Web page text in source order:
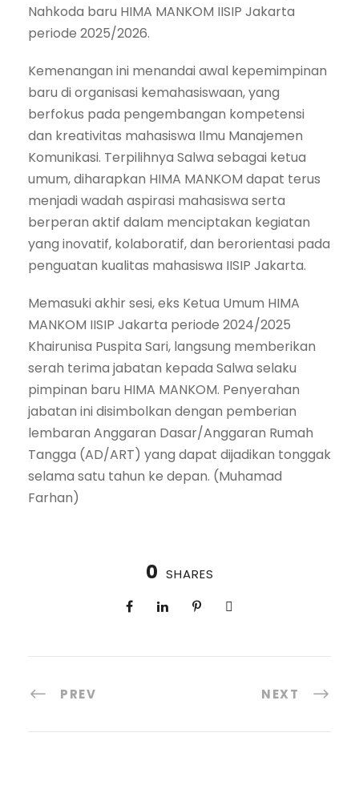
Nahkoda baru HIMA MANKOM IISIP Jakarta
periode 2025/2026.
Kemenangan ini menandai awal kepemimpinan
baru di organisasi kemahasiswaan, yang
berfokus pada pengembangan kompetensi
dan kreativitas mahasiswa Ilmu Manajemen
Komunikasi. Terpilihnya Salwa sebagai ketua
umum, diharapkan HIMA MANKOM dapat terus
menjadi wadah aspirasi mahasiswa serta
berperan aktif dalam menciptakan kegiatan
yang inovatif, kolaboratif, dan berorientasi pada
penguatan kualitas mahasiswa IISIP Jakarta.
Memasuki akhir sesi, eks Ketua Umum HIMA
MANKOM IISIP Jakarta periode 2024/2025
Khairunisa Puspita Sari, langsung memberikan
serah terima jabatan kepada Salwa selaku
pimpinan baru HIMA MANKOM. Penyerahan
jabatan ini disimbolkan dengan pemberian
lembaran Anggaran Dasar/Anggaran Rumah
Tangga (AD/ART) yang dapat dijadikan tonggak
selama satu tahun ke depan. (Muhamad
Farhan)
0 SHARES
PREV NEXT